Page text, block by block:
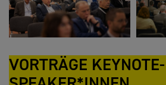
VORTRÄGE KEYNOTE-